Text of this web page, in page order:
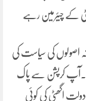
اصولوں کی سیاست کی
کرپشن سے پاک
اگھٹی کی کوئی